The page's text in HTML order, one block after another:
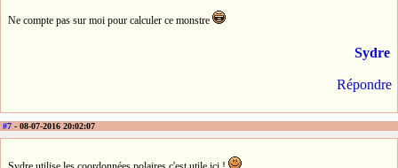
Ne compte pas sur moi pour calculer ce monstre
Sydre
Répondre
#7 - 08-07-2016 20:02:07